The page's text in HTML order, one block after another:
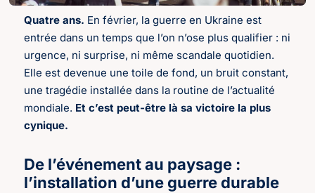
Quatre ans. En février, la guerre en Ukraine est
entrée dans un temps que l’on n’ose plus qualifier : ni
urgence, ni surprise, ni même scandale quotidien.
Elle est devenue une toile de fond, un bruit constant,
une tragédie installée dans la routine de l’actualité
mondiale. Et c’est peut-être là sa victoire la plus
cynique.
De l’événement au paysage :
l’installation d’une guerre durable